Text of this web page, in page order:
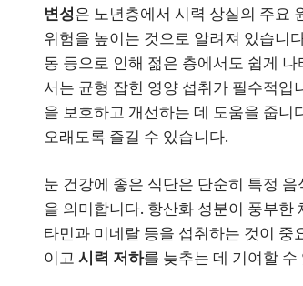
변성은 노년층에서 시력 상실의 주요
위험을 높이는 것으로 알려져 있습니
동 등으로 인해 젊은 층에서도 쉽게
서는 균형 잡힌 영양 섭취가 필수적입
을 보호하고 개선하는 데 도움을 줍니
오래도록 즐길 수 있습니다.
눈 건강에 좋은 식단은 단순히 특정
을 의미합니다. 항산화 성분이 풍부한
타민과 미네랄 등을 섭취하는 것이
이고 시력 저하를 늦추는 데 기여할 수